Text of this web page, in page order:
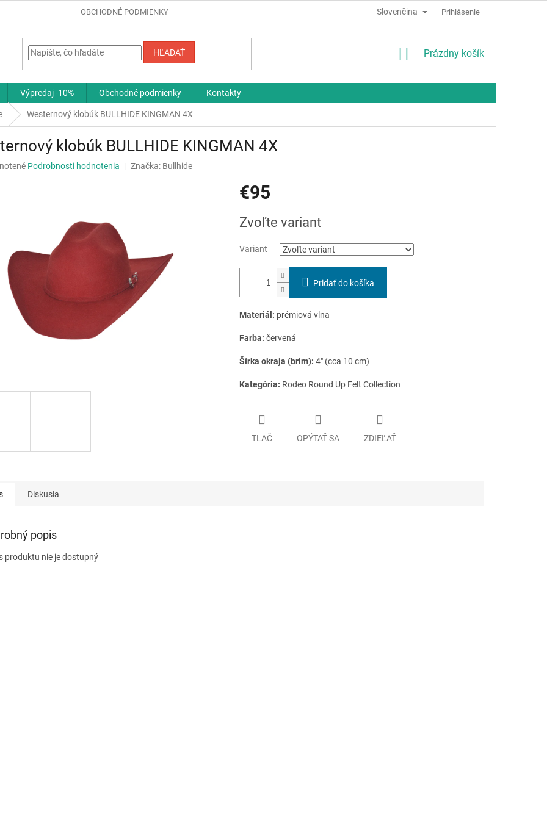
OBCHODNÉ PODMIENKY Slovenčina Prihlásenie
HĽADAŤ
NÁKUPNÝ
Prázdny košík
Výpredaj -10% Obchodné podmienky Kontakty
Westernový klobúk BULLHIDE KINGMAN 4X
klobúk BULLHIDE KINGMAN 4X
Podrobnosti hodnotenia Značka: Bullhide
€95
cena:
Zvoľte variant
Variant
Pridať do košíka
Materiál: prémiová vlna
Farba: červená
Šírka okraja (brim): 4" (cca 10 cm)
Kategória: Rodeo Round Up Felt Collection
TLAČ OPÝTAŤ SA ZDIEĽAŤ
Diskusia
popis
produktu nie je dostupný